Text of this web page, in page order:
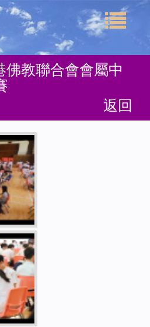
佛教聯合會會屬中
返回